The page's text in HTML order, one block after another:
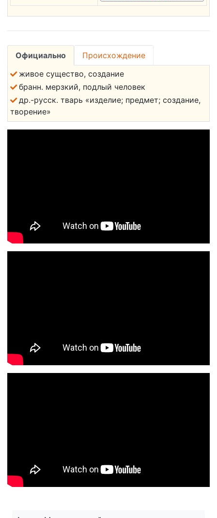
Официально
Происхождение
живое существо, создание
бранн. мерзкий, подлый человек
др.-русск. тварь «изделие; предмет; создание,
творение»